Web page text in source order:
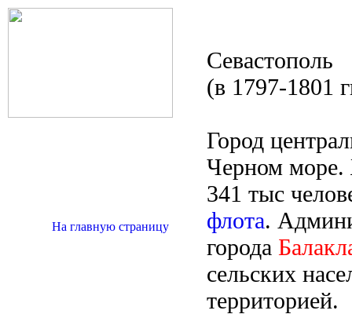
На главную страницу
Севастополь
(в 1797-1801
Город
Черном море.
341 тыс
флота.
города
сельских
территорией.